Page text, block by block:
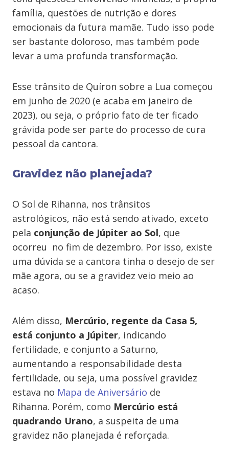
família, questões de nutrição e dores
emocionais da futura mamãe. Tudo isso pode
ser bastante doloroso, mas também pode
levar a uma profunda transformação.
Esse trânsito de Quíron sobre a Lua começou
em junho de 2020 (e acaba em janeiro de
2023), ou seja, o próprio fato de ter ficado
grávida pode ser parte do processo de cura
pessoal da cantora.
Gravidez não planejada?
O Sol de Rihanna, nos trânsitos
astrológicos, não está sendo ativado, exceto
pela conjunção de Júpiter ao Sol, que
ocorreu no fim de dezembro. Por isso, existe
uma dúvida se a cantora tinha o desejo de ser
mãe agora, ou se a gravidez veio meio ao
acaso.
Além disso, Mercúrio, regente da Casa 5,
está conjunto a Júpiter, indicando
fertilidade, e conjunto a Saturno,
aumentando a responsabilidade desta
fertilidade, ou seja, uma possível gravidez
estava no Mapa de Aniversário de
Rihanna. Porém, como Mercúrio está
quadrando Urano, a suspeita de uma
gravidez não planejada é reforçada.